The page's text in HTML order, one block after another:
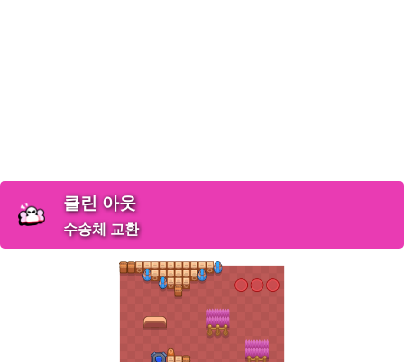
클린 아웃
수송체 교환